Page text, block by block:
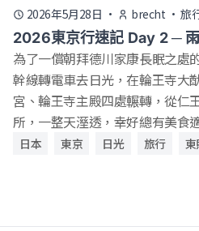
2026年5月28日 · brecht ·旅
2026東京行速記 Day 2 ─
為了一償朝拜德川家康長眠之處
幹線轉電車去日光，在輪王寺大
宮、輪王寺主殿四處輾轉，從仁
所，一整天溼透，幸好總有美食
日本 東京 日光 旅行 東